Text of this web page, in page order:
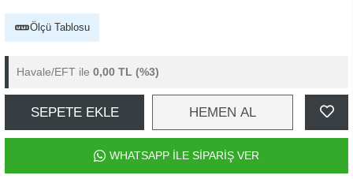
Ölçü Tablosu
Havale/EFT ile 0,00 TL (%3)
SEPETE EKLE HEMEN AL
WHATSAPP İLE SİPARİŞ VER